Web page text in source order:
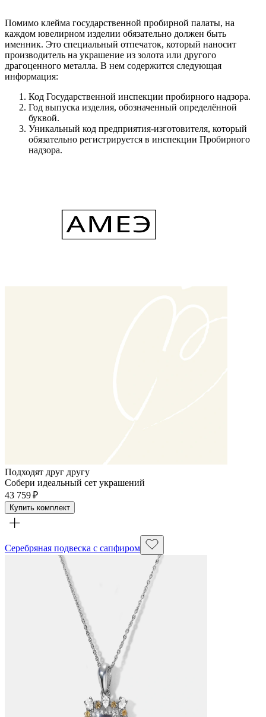
Помимо клейма государственной пробирной палаты, на
каждом ювелирном изделии обязательно должен быть
именник. Это специальный отпечаток, который наносит
производитель на украшение из золота или другого
драгоценного металла. В нем содержится следующая
информация:
Код Государственной инспекции пробирного надзора.
Год выпуска изделия, обозначенный определённой
буквой.
Уникальный код предприятия-изготовителя, который
обязательно регистрируется в инспекции Пробирного
надзора.
Подходят друг другу
Собери идеальный сет украшений
43 759 ₽
Купить комплект
Серебряная подвеска с сапфиром